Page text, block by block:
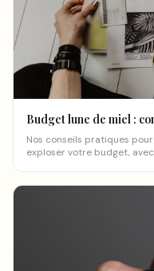
Budget lune de miel :
Nos conseils pratiques
exploser votre budget,